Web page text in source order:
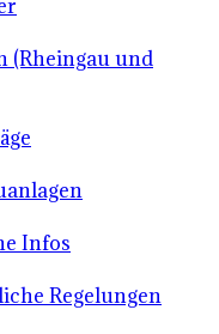
(Rheingau und
Infos
Regelungen